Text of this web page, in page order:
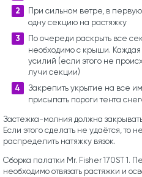
При сильном ветре, в
одну секцию на растяжку
По очереди раскрыть все
необходимо с крыши.
усилий (если этого не
лучи секции)
Закрепить укрытие на все
присыпать пороги тента
Застежка-молния должна
Если этого сделать не удаётся, то
распределить натяжку вязок.
Сборка палатки Mr. Fisher 170ST 1.
необходимо отвязать растяжки и